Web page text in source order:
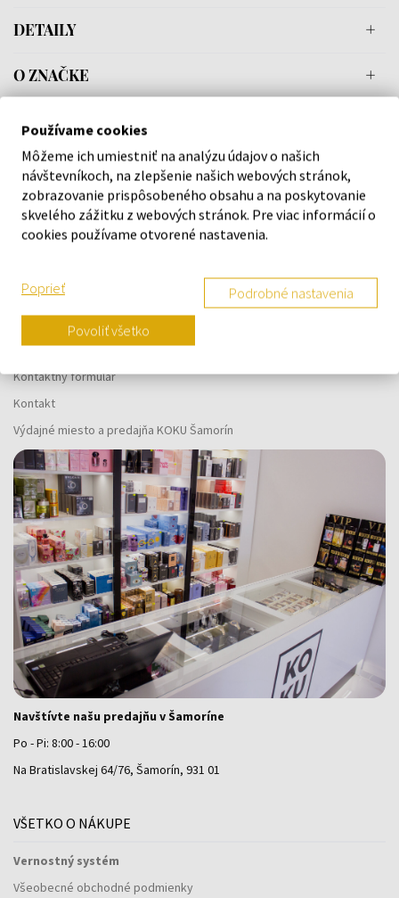
DETAILY
O ZNAČKE
Náš výber na mieru presne pre
vás
O SPOLOČNOSTI
O nás
Kontaktný formulár
Kontakt
Výdajné miesto a predajňa KOKU Šamorín
Navštívte našu predajňu v Šamoríne
Po - Pi: 8:00 - 16:00
Na Bratislavskej 64/76, Šamorín, 931 01
VŠETKO O NÁKUPE
Vernostný systém
Všeobecné obchodné podmienky
Používame cookies
Môžeme ich umiestniť na analýzu údajov o našich
návštevníkoch, na zlepšenie našich webových stránok,
zobrazovanie prispôsobeného obsahu a na poskytovanie
skvelého zážitku z webových stránok. Pre viac informácií o
cookies používame otvorené nastavenia.
Poprieť Podrobné nastavenia
Povoliť všetko